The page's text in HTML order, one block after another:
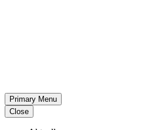
Primary Menu
Close